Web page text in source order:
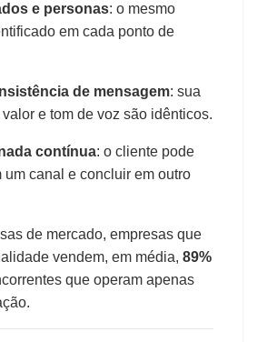
e personas: o mesmo
em cada ponto de
de mensagem: sua
e tom de voz são idênticos.
contínua: o cliente pode
um canal e concluir em outro
de mercado, empresas que
vendem, em média, 89%
que operam apenas